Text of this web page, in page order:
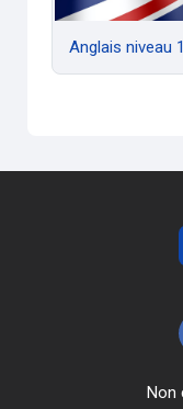
Anglais niveau 1
Non